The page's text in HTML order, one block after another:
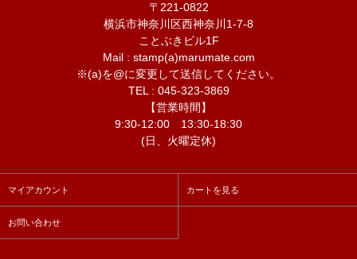
〒221-0822
横浜市神奈川区西神奈川1-7-8
ことぶきビル1F
Mail : stamp(a)marumate.com
※(a)を@に変更して送信してください。
TEL : 045-323-3869
【営業時間】
9:30-12:00 13:30-18:30
(日、火曜定休)
マイアカウント カートを見る
お問い合わせ